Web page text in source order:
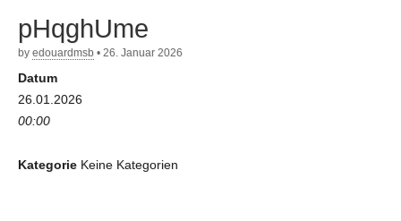
– Campus
pHqghUme
by edouardmsb • 26. Januar 2026
Datum
26.01.2026
00:00
Kategorie Keine Kategorien